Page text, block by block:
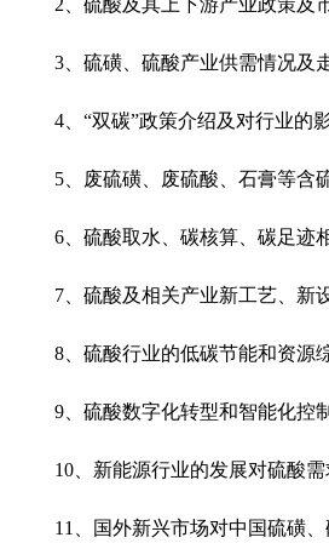
3 、硫磺、硫酸产业供需情况及
4 、“双碳”政策介绍及对行业的
5 、废硫磺、废硫酸、石膏等含
6 、硫酸取水、碳核算、碳足迹
7 、硫酸及相关产业新工艺、新
8 、硫酸行业的低碳节能和资源
9 、硫酸数字化转型和智能化控
10 、新能源行业的发展对硫酸
11 、国外新兴市场对中国硫磺